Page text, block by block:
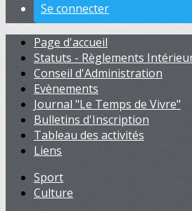
Se connecter
Page d'accueil
Statuts - Règlements
Conseil d'Administration
Evènements
Journal "Le Temps de Vivre"
Bulletins d'Inscription
Tableau des activités
Liens
Sport
Culture